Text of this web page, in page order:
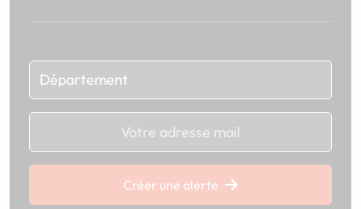
Chargement...
Créer une alerte